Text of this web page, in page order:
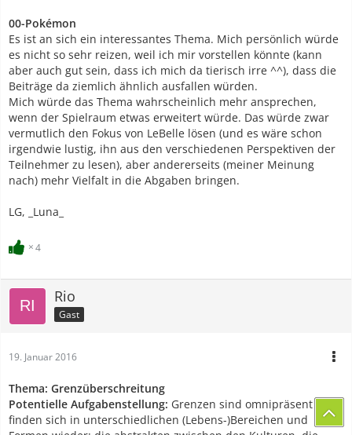
00-Pokémon
Es ist an sich ein interessantes Thema. Mich persönlich würde
es nicht so sehr reizen, weil ich mir vorstellen könnte (kann
aber auch gut sein, dass ich mich da tierisch irre ^^), dass die
Beiträge da ziemlich ähnlich ausfallen würden.
Mich würde das Thema wahrscheinlich mehr ansprechen,
wenn der Spielraum etwas erweitert würde. Das würde zwar
vermutlich den Fokus von LeBelle lösen (und es wäre schon
irgendwie lustig, ihn aus den verschiedenen Perspektiven der
Teilnehmer zu lesen), aber andererseits (meiner Meinung
nach) mehr Vielfalt in die Abgaben bringen.
LG, _Luna_
4
Rio
Gast
19. Januar 2016
Thema: Grenzüberschreitung
Potentielle Aufgabenstellung: Grenzen sind omnipräsent und
finden sich in unterschiedlichen (Lebens-)Bereichen und